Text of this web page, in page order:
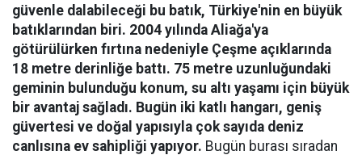
güvenle dalabileceği bu batık, Türkiye'nin en büyük
batıklarından biri. 2004 yılında Aliağa'ya
götürülürken fırtına nedeniyle Çeşme açıklarında
18 metre derinliğe battı. 75 metre uzunluğundaki
geminin bulunduğu konum, su altı yaşamı için büyük
bir avantaj sağladı. Bugün iki katlı hangarı, geniş
güvertesi ve doğal yapısıyla çok sayıda deniz
canlısına ev sahipliği yapıyor. Bugün burası sıradan